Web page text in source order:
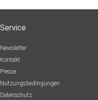
Service
Newsletter
Kontakt
Presse
Nutzungsbedingungen
Datenschutz